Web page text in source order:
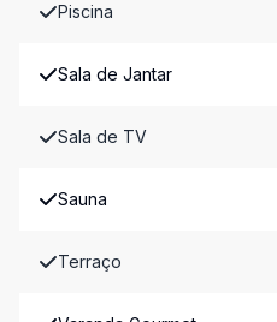
Piscina
Sala de Jantar
Sala de TV
Sauna
Terraço